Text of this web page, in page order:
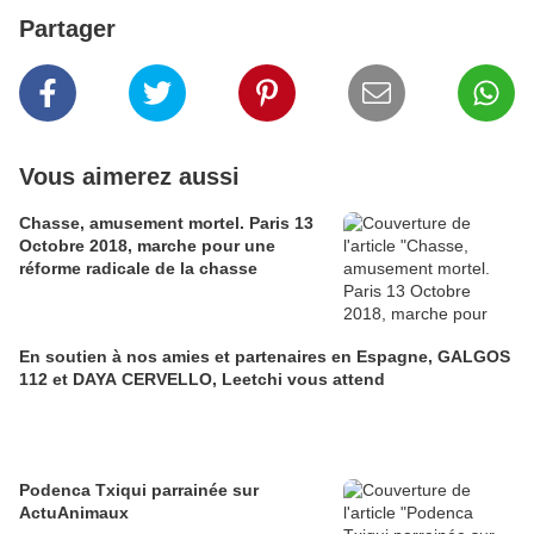
Partager
Vous aimerez aussi
Chasse, amusement mortel. Paris 13
Octobre 2018, marche pour une
réforme radicale de la chasse
En soutien à nos amies et partenaires en Espagne, GALGOS
112 et DAYA CERVELLO, Leetchi vous attend
Podenca Txiqui parrainée sur
ActuAnimaux